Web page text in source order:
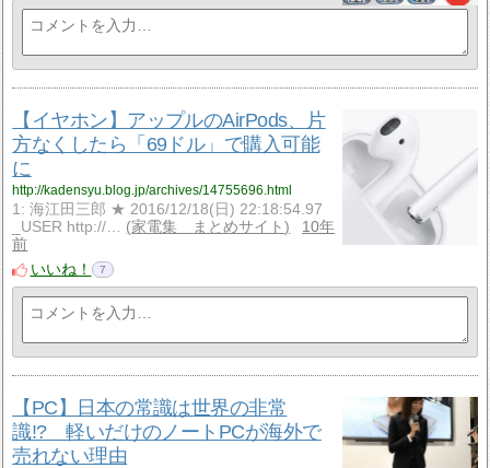
【イヤホン】アップルのAirPods、片
方なくしたら「69ドル」で購入可能
に
http://kadensyu.blog.jp/archives/14755696.html
1: 海江田三郎 ★ 2016/12/18(日) 22:18:54.97
_USER http://…
家電集 まとめサイト
10年
前
いいね！
7
【PC】日本の常識は世界の非常
識!? 軽いだけのノートPCが海外で
売れない理由